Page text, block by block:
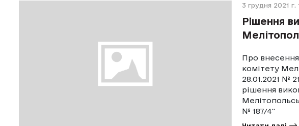
3 грудня 2021 г.
Рішення
Про
комітету
28.01.2021 №
рішення
№ 187/4"